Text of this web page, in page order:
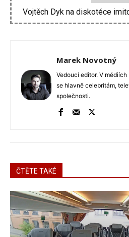
Vojtěch Dyk na diskotéce
Marek Novotný
Vedoucí editor. V
se hlavně celebritám,
společnosti.
ČTĚTE TAKÉ